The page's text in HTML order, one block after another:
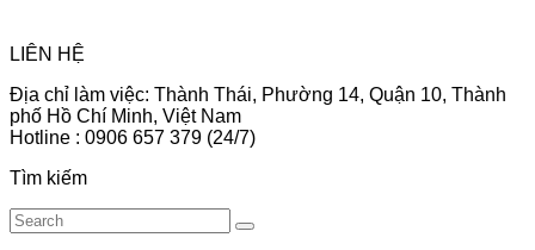
LIÊN HỆ
Địa chỉ làm việc: Thành Thái, Phường 14, Quận 10, Thành
phố Hồ Chí Minh, Việt Nam
Hotline : 0906 657 379 (24/7)
Tìm kiếm